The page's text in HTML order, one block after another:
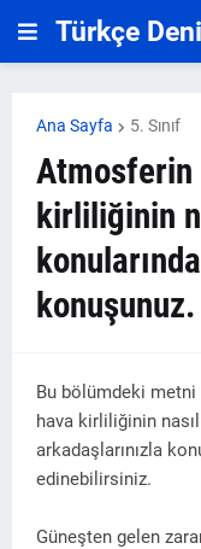
Türkçe
Ana Sayfa 5. Sınıf
Atmosferin
kirliliğinin
konuşunuz.
Bu bölümdeki
hava kirliliğinin
arkadaşlarınızla
edinebilirsiniz.
Güneşten gelen